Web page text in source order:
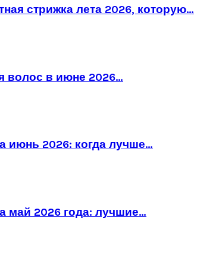
стрижка лета 2026, которую…
волос в июне 2026…
июнь 2026: когда лучше…
май 2026 года: лучшие…